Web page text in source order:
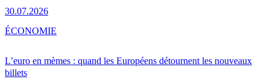
30.07.2026
L’euro en mèmes : quand les Européens détournent les nouveaux
billets
ÉCONOMIE